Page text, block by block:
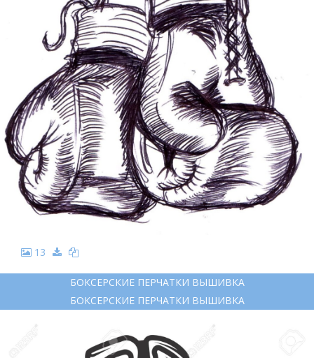
13
БОКСЕРСКИЕ ПЕРЧАТКИ ВЫШИВКА
БОКСЕРСКИЕ ПЕРЧАТКИ ВЫШИВКА